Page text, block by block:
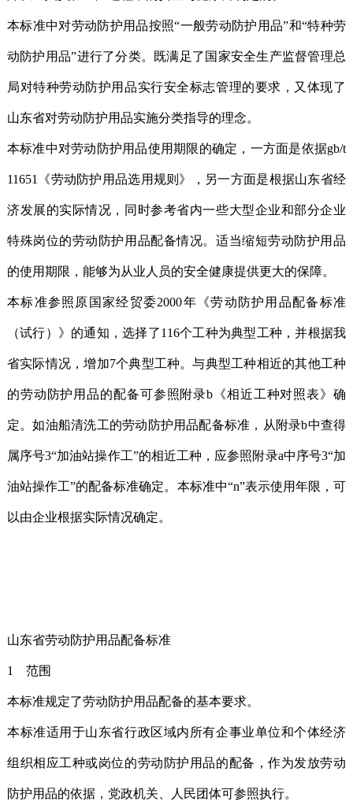
本标准中对劳动防护用品按照“一般劳动防护用品”和“特种劳
动防护用品”进行了分类。既满足了国家安全生产监督管理总
局对特种劳动防护用品实行安全标志管理的要求，又体现了
山东省对劳动防护用品实施分类指导的理念。
本标准中对劳动防护用品使用期限的确定，一方面是依据gb/t
11651《劳动防护用品选用规则》，另一方面是根据山东省经
济发展的实际情况，同时参考省内一些大型企业和部分企业
特殊岗位的劳动防护用品配备情况。适当缩短劳动防护用品
的使用期限，能够为从业人员的安全健康提供更大的保障。
本标准参照原国家经贸委2000年《劳动防护用品配备标准
（试行）》的通知，选择了116个工种为典型工种，并根据我
省实际情况，增加7个典型工种。与典型工种相近的其他工种
的劳动防护用品的配备可参照附录b《相近工种对照表》确
定。如油船清洗工的劳动防护用品配备标准，从附录b中查得
属序号3“加油站操作工”的相近工种，应参照附录a中序号3“加
油站操作工”的配备标准确定。本标准中“n”表示使用年限，可
以由企业根据实际情况确定。
山东省劳动防护用品配备标准
1 范围
本标准规定了劳动防护用品配备的基本要求。
本标准适用于山东省行政区域内所有企事业单位和个体经济
组织相应工种或岗位的劳动防护用品的配备，作为发放劳动
防护用品的依据，党政机关、人民团体可参照执行。